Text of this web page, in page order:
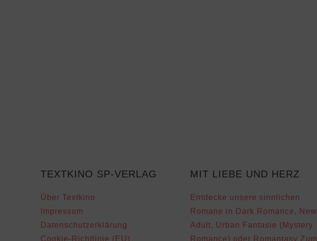
TEXTKINO SP-VERLAG
Über Textkino
Impressum
Datenschutzerklärung
Cookie-Richtlinie (EU)
MIT LIEBE UND HERZ
Entdecke unsere sinnlichen
Romane in Dark Romance, New
Adult, Urban Fantasie (Mystery
Romance) oder Romantasy Zum